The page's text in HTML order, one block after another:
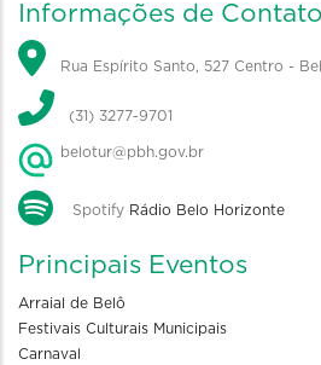
Informações de Contato
Rua Espírito Santo, 527 Centro -
(31) 3277-9701
belotur@pbh.gov.br
Spotify Rádio Belo Horizonte
Principais Eventos
Arraial de Belô
Festivais Culturais Municipais
Carnaval